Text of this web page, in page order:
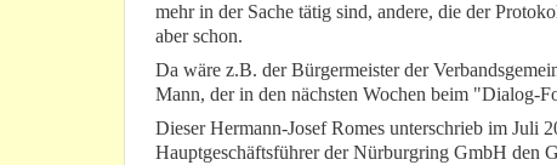
mehr in der Sache tätig sind, andere, die der
aber schon.
Da wäre z.B. der Bürgermeister der
Mann, der in den nächsten Wochen beim "Dialog-
Dieser Hermann-Josef Romes unterschrieb im
Hauptgeschäftsführer der Nürburgring GmbH den